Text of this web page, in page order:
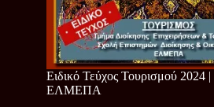
Ειδικό Τεύχος Τουρισμού 2024 |
ΕΛΜΕΠΑ